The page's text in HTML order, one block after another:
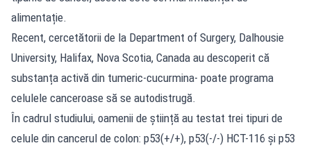
alimentație.
Recent, cercetătorii de la Department of Surgery, Dalhousie
University, Halifax, Nova Scotia, Canada au descoperit că
substanța activă din tumeric-cucurmina- poate programa
celulele canceroase să se autodistrugă.
În cadrul studiului, oamenii de știință au testat trei tipuri de
celule din cancerul de colon: p53(+/+), p53(-/-) HCT-116 și p53